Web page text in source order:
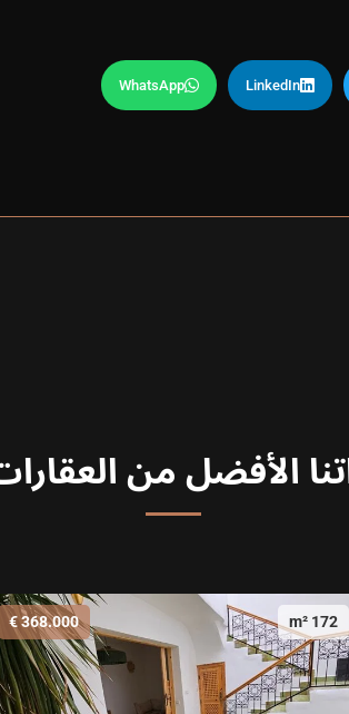
LinkedIn
WhatsApp
الأفضل من
172 m²
368.000 €